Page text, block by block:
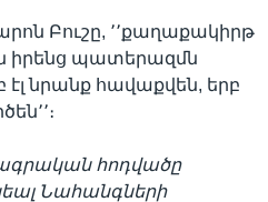
Բուշը, ՚՚քաղաքակիրթ
իրենց պատերազմն
էլ նրանք հավաքվեն, երբ
հոդվածը
Նահանգների